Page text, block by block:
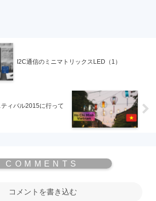
I2C通信のミニマトリックスLED（1）
ィバル2015に行って
コメントを書き込む